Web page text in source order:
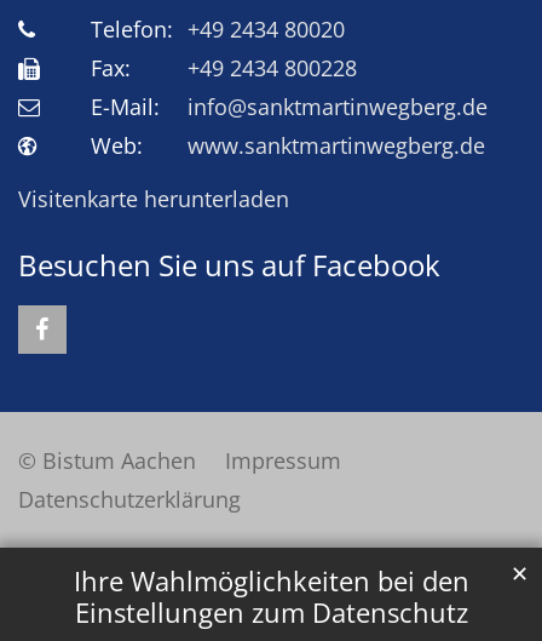
Ihre Wahlmöglichkeiten bei den
Einstellungen zum Datenschutz
✕
Telefon: +49 2434 80020
Fax:
+49 2434 800228
E-Mail:
info@sanktmartinwegberg.de
Web:
www.sanktmartinwegberg.de
Visitenkarte herunterladen
Besuchen Sie uns auf Facebook
© Bistum Aachen
Impressum
Datenschutzerklärung